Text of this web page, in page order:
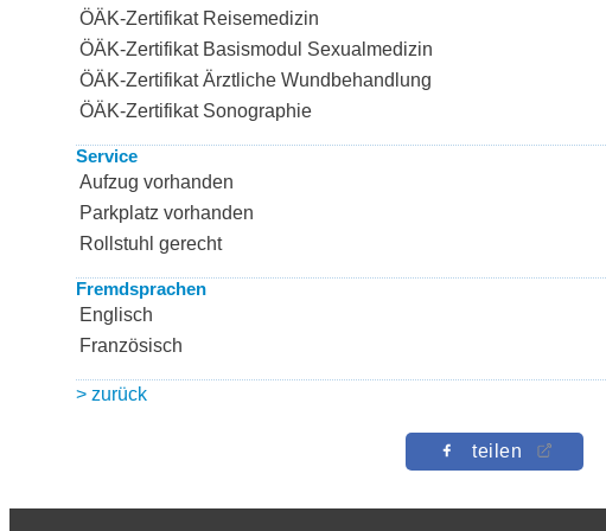
ÖÄK-Zertifikat Reisemedizin
ÖÄK-Zertifikat Basismodul Sexualmedizin
ÖÄK-Zertifikat Ärztliche Wundbehandlung
ÖÄK-Zertifikat Sonographie
Service
Aufzug vorhanden
Parkplatz vorhanden
Rollstuhl gerecht
Fremdsprachen
Englisch
Französisch
> zurück
teilen